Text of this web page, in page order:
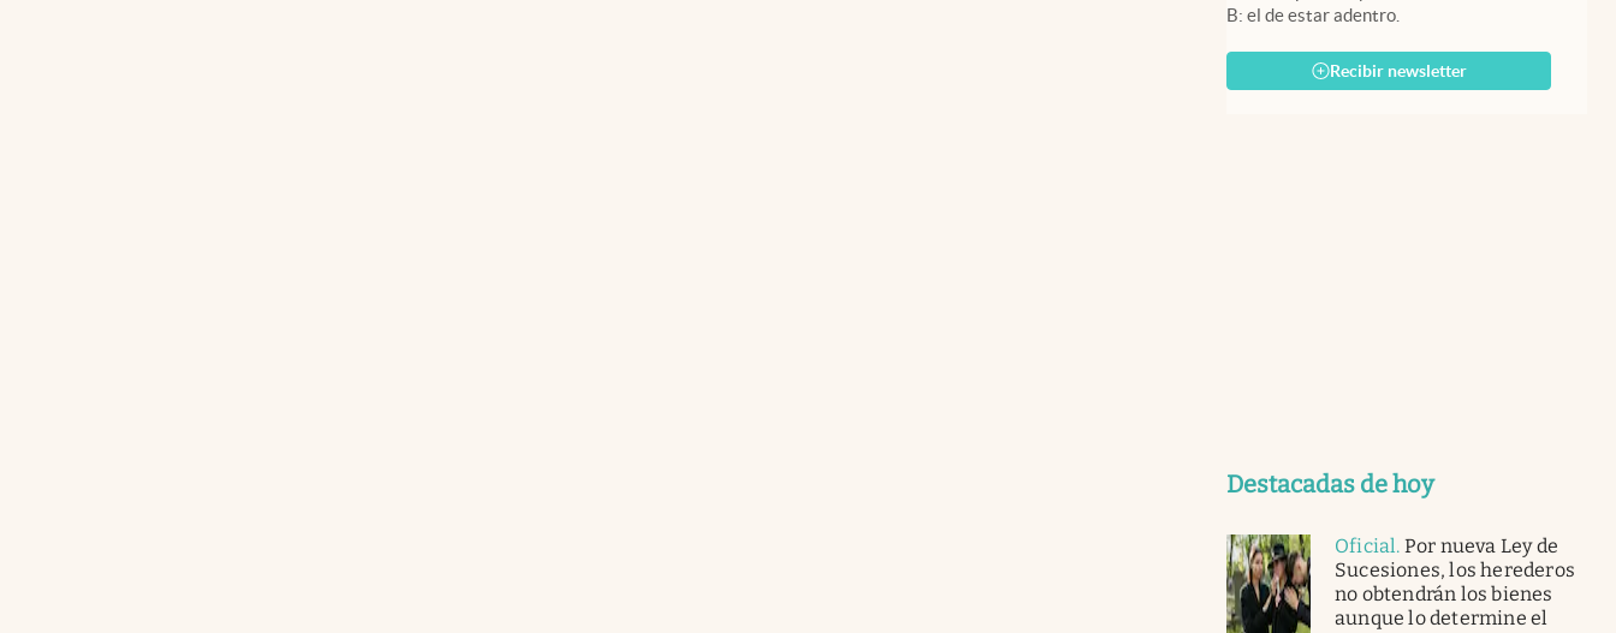
B: el de estar adentro.
Recibir newsletter
Destacadas de hoy
Oficial. Por nueva Ley de
Sucesiones, los herederos
no obtendrán los bienes
aunque lo determine el